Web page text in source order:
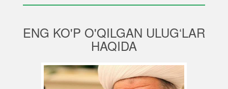
ENG KO'P O'QILGAN ULUGʻLAR
HAQIDA